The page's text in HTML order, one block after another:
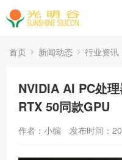
首页 新闻动态 行业资讯
NVIDIA AI PC处
RTX 50同款GPU
作者：小编 发布时间：